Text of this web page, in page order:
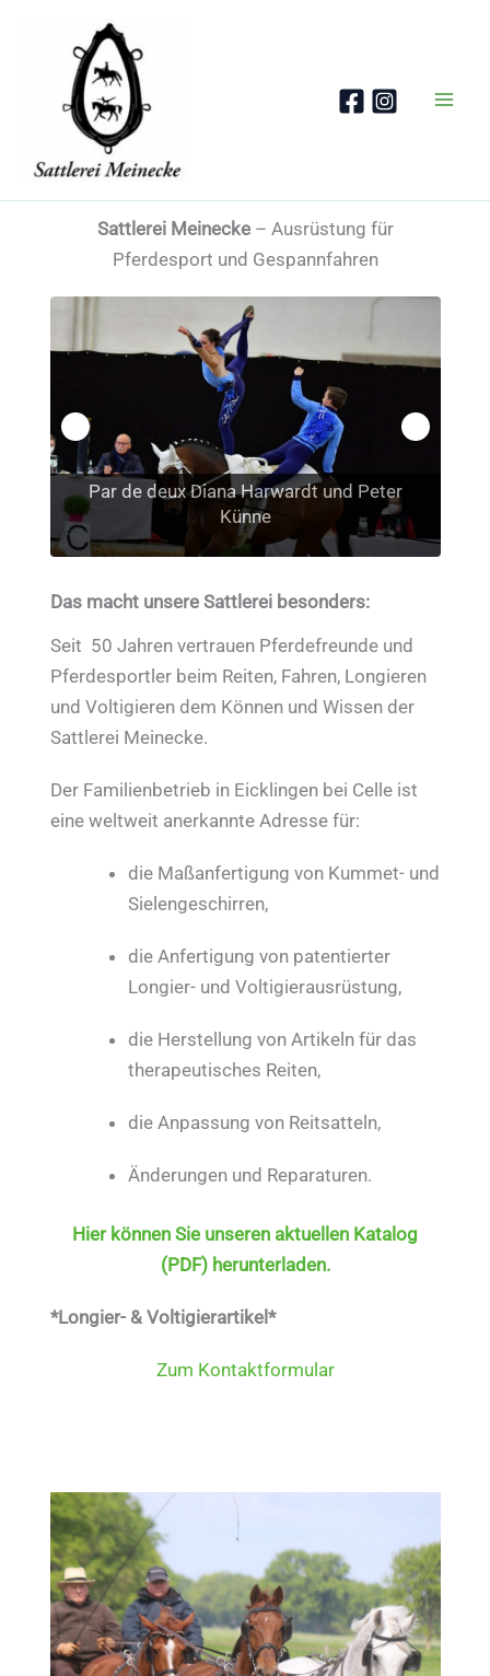
Sattlerei Meinecke– Ausrüstung für
Pferdesport und Gespannfahren
Marcella Meinecke mit Borneo und Santino
international erfolgreich im Ein- und
Zweispänner
Par de deux Diana Harwardt und Peter
Künne
Familie Meinecke
Kristina Boe Weltcupsiegerin 2018 und
Europameisterin 2017
Unsere Weltmeister 2021 – Team
Fredenbeck
Das macht unsere Sattlerei besonders:
Seit 50 Jahren vertrauen Pferdefreunde und
Pferdesportler beim Reiten, Fahren, Longieren
und Voltigieren dem Können und Wissen der
Sattlerei Meinecke.
Der Familienbetrieb in Eicklingen bei Celle ist
eine weltweit anerkannte Adresse für:
die Maßanfertigung von Kummet- und
Sielengeschirren,
die Anfertigung von patentierter
Longier- und Voltigierausrüstung,
die Herstellung von Artikeln für das
therapeutisches Reiten,
die Anpassung von Reitsatteln,
Änderungen und Reparaturen.
Hier können Sie unseren aktuellen Katalog
(PDF) herunterladen.
*Longier- & Voltigierartikel*
Zum Kontaktformular